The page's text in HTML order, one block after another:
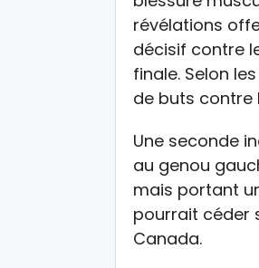
révélations
décisif contre
finale. Selon
de buts contre
Une seconde
au genou
mais portant
pourrait céder
Canada.